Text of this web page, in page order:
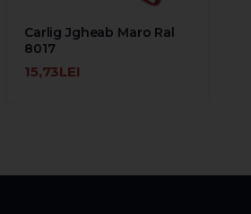
Carlig Jgheab Maro Ral
8017
15,73LEI
ADAUGĂ ÎN COŞ